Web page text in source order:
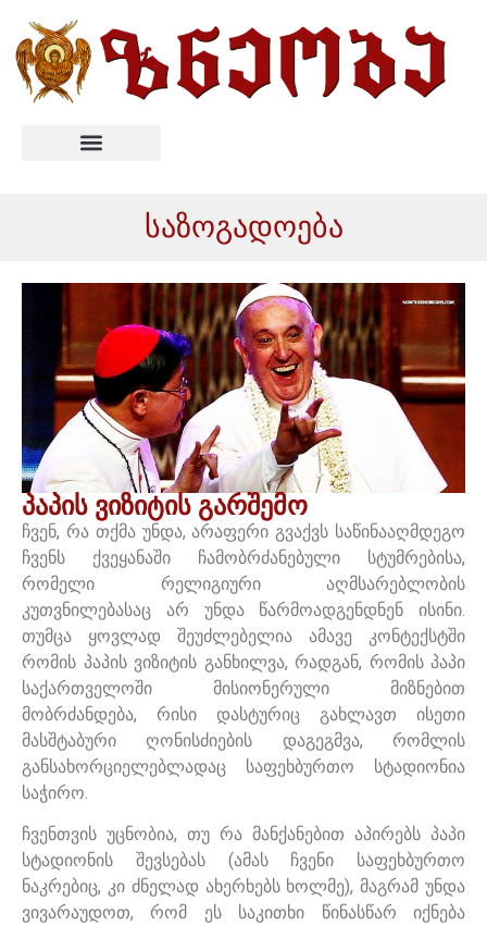
საზოგადოება
პაპის ვიზიტის გარშემო
ჩვენ, რა თქმა უნდა, არაფერი გვაქვს საწინააღმდეგო
ჩვენს ქვეყანაში ჩამობრძანებული სტუმრებისა,
რომელი რელიგიური აღმსარებლობის
კუთვნილებასაც არ უნდა წარმოადგენდნენ ისინი.
თუმცა ყოვლად შეუძლებელია ამავე კონტექსტში
რომის პაპის ვიზიტის განხილვა, რადგან, რომის პაპი
საქართველოში მისიონერული მიზნებით
მობრძანდება, რისი დასტურიც გახლავთ ისეთი
მასშტაბური ღონისძიების დაგეგმვა, რომლის
განსახორციელებლადაც საფეხბურთო სტადიონია
საჭირო.
ჩვენთვის უცნობია, თუ რა მანქანებით აპირებს პაპი
სტადიონის შევსებას (ამას ჩვენი საფეხბურთო
ნაკრებიც, კი ძნელად ახერხებს ხოლმე), მაგრამ უნდა
ვივარაუდოთ, რომ ეს საკითხი წინასწარ იქნება